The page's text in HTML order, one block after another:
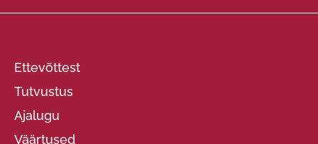
Ettevõttest
Tutvustus
Ajalugu
Väärtused